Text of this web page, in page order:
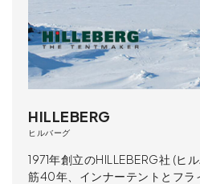
HILLEBERG
ヒルバーグ
1971年創立のHILLEBERG社 (ヒ
筋40年、インナーテントとフラ